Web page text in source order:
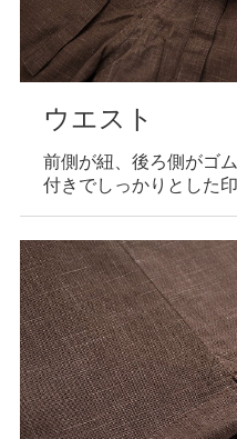
上着裾の両サイドには
き。